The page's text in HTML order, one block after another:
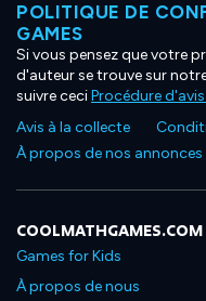
POLITIQUE DE
GAMES
Si vous pensez que votre
d'auteur se trouve sur
suivre ceciProcédure
Avis à la collecte
À propos de nos annonces
COOLMATHGAMES.COM
Games for Kids
À propos de nous